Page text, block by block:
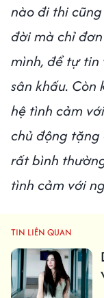
nào đi thi
đời mà chỉ
mình, để tự
sân khấu. Còn
hệ tình cảm
chủ động
rất bình
tình cảm với
TIN LIÊN QUAN